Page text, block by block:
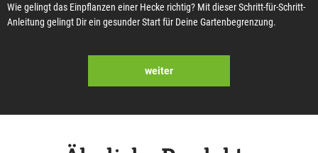
Wie gelingt das Einpflanzen einer Hecke richtig? Mit dieser Schritt-für-Schritt-
Anleitung gelingt Dir ein gesunder Start für Deine Gartenbegrenzung.
weiter